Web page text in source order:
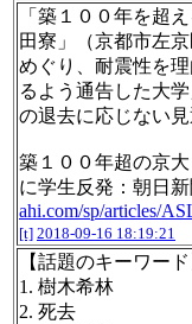
「築１００年を超
田寮」（京都市左
めぐり、耐震性を
るよう通告した大
の退去に応じない見
築１００年超の京
に学生反発：朝日
ahi.com/sp/articles/
[t] 2018-09-16 18:19:21
【話題のキーワード
1. 樹木希林
2. 死去